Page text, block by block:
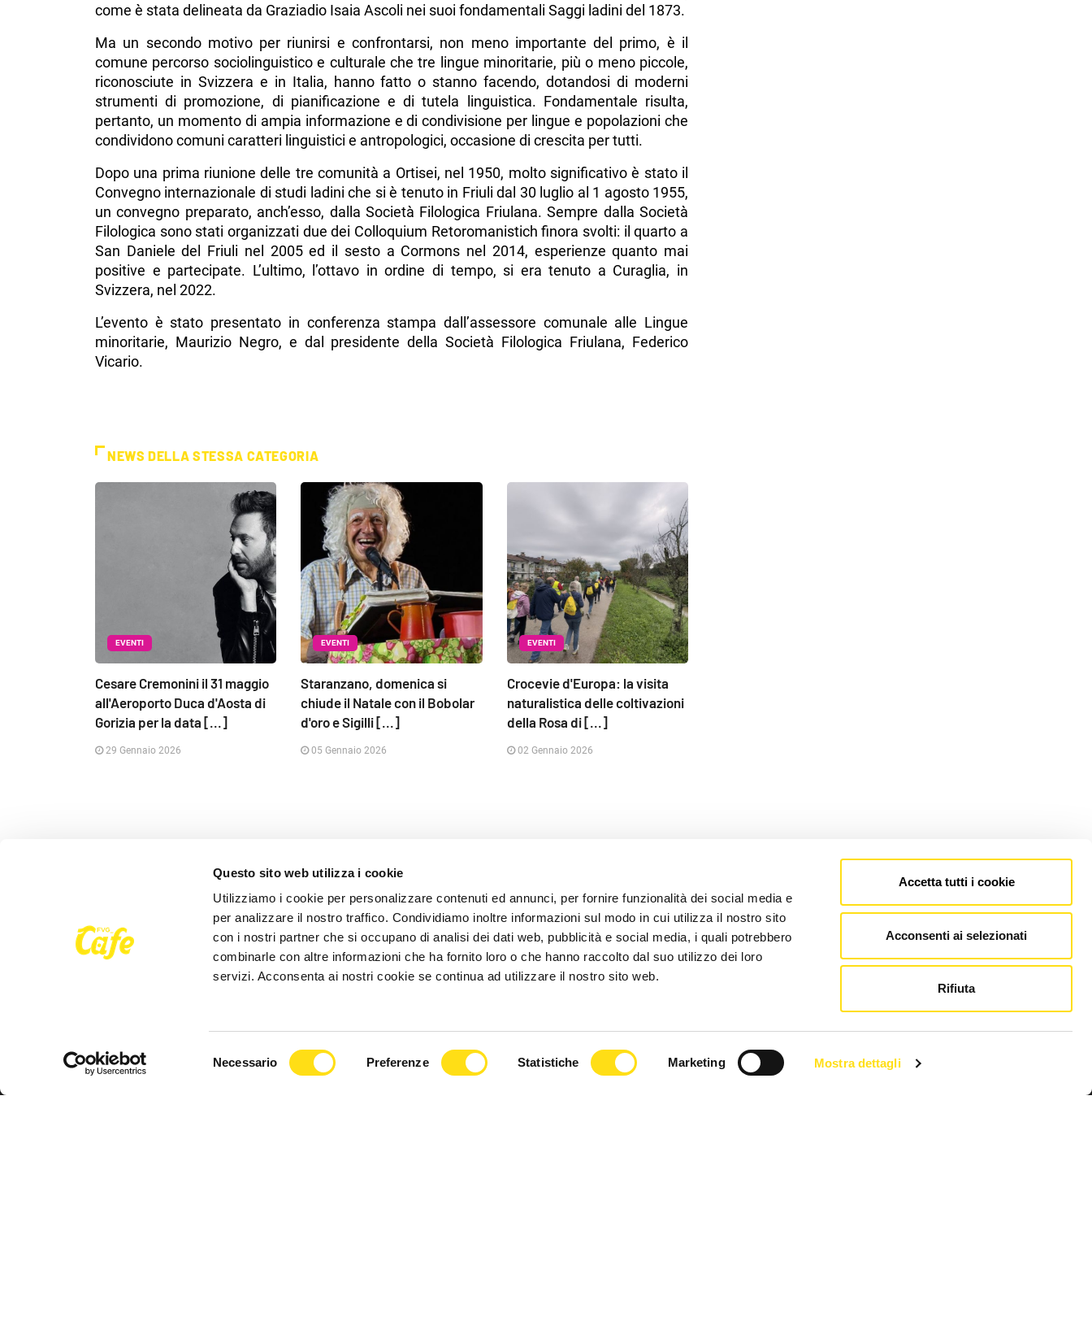
Questo sito web utilizza i cookie
Utilizziamo i cookie per personalizzare contenuti ed annunci, per fornire funzionalità dei social media e
per analizzare il nostro traffico. Condividiamo inoltre informazioni sul modo in cui utilizza il nostro sito
con i nostri partner che si occupano di analisi dei dati web, pubblicità e social media, i quali potrebbero
combinarle con altre informazioni che ha fornito loro o che hanno raccolto dal suo utilizzo dei loro
servizi. Acconsenta ai nostri cookie se continua ad utilizzare il nostro sito web.
Necessario Preferenze Statistiche Marketing Mostra dettagli
Accetta tutti i cookie
Acconsenti ai selezionati
Rifiuta
come è stata delineata da Graziadio Isaia Ascoli nei suoi fondamentali Saggi ladini del 1873.
Ma un secondo motivo per riunirsi e confrontarsi, non meno importante del primo, è il
comune percorso sociolinguistico e culturale che tre lingue minoritarie, più o meno piccole,
riconosciute in Svizzera e in Italia, hanno fatto o stanno facendo, dotandosi di moderni
strumenti di promozione, di pianificazione e di tutela linguistica. Fondamentale risulta,
pertanto, un momento di ampia informazione e di condivisione per lingue e popolazioni che
condividono comuni caratteri linguistici e antropologici, occasione di crescita per tutti.
Dopo una prima riunione delle tre comunità a Ortisei, nel 1950, molto significativo è stato il
Convegno internazionale di studi ladini che si è tenuto in Friuli dal 30 luglio al 1 agosto 1955,
un convegno preparato, anch’esso, dalla Società Filologica Friulana. Sempre dalla Società
Filologica sono stati organizzati due dei Colloquium Retoromanistich finora svolti: il quarto a
San Daniele del Friuli nel 2005 ed il sesto a Cormons nel 2014, esperienze quanto mai
positive e partecipate. L’ultimo, l’ottavo in ordine di tempo, si era tenuto a Curaglia, in
Svizzera, nel 2022.
L’evento è stato presentato in conferenza stampa dall’assessore comunale alle Lingue
minoritarie, Maurizio Negro, e dal presidente della Società Filologica Friulana, Federico
Vicario.
NEWS DELLA STESSA CATEGORIA
EVENTI
Cesare Cremonini il 31 maggio
all'Aeroporto Duca d'Aosta di
Gorizia per la data [...]
29 Gennaio 2026
EVENTI
Staranzano, domenica si
chiude il Natale con il Bobolar
d'oro e Sigilli [...]
05 Gennaio 2026
EVENTI
Crocevie d'Europa: la visita
naturalistica delle coltivazioni
della Rosa di [...]
02 Gennaio 2026
redazione@fvgcafe.it